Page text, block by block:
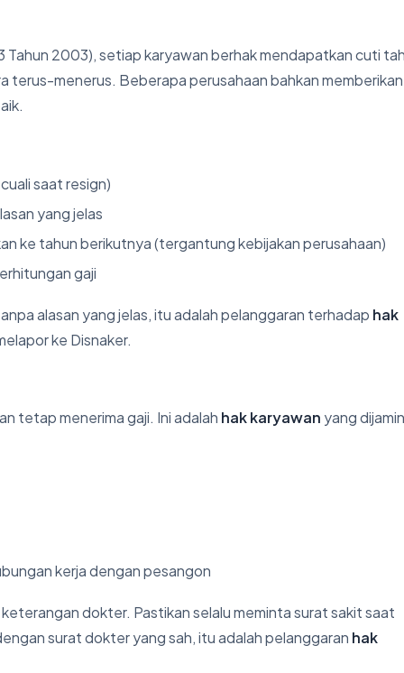
2003), setiap karyawan berhak mendapatkan cuti
terus-menerus. Beberapa perusahaan bahkan
saat resign)
yang jelas
ke tahun berikutnya (tergantung kebijakan perusahaan)
gaji
alasan yang jelas, itu adalah pelanggaran terhadap hak
ke Disnaker.
tetap menerima gaji. Ini adalah hak karyawan yang
kerja dengan pesangon
dokter. Pastikan selalu meminta surat sakit saat
surat dokter yang sah, itu adalah pelanggaran hak